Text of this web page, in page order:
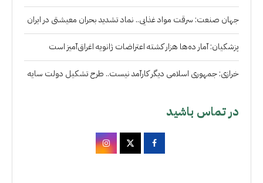
جهان صنعت: سرقت مواد غذایی.. نماد تشدید بحران معیشتی در ایران
پزشکیان: آمار ده‌ها هزار کشته اعتراضات ژانویه اغراق‌آمیز است
خرازی: جمهوری اسلامی دیگر کارآمد نیست.. طرح تشکیل دولت سایه
در تماس باشید